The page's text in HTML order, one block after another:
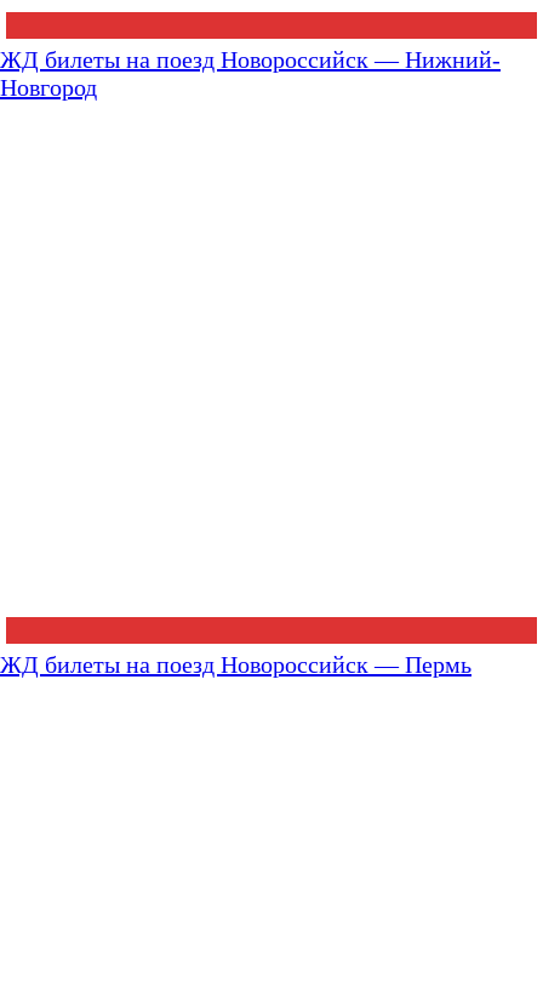
ЖД билеты на поезд Новороссийск — Нижний-
Новгород
ЖД билеты на поезд Новороссийск — Пермь